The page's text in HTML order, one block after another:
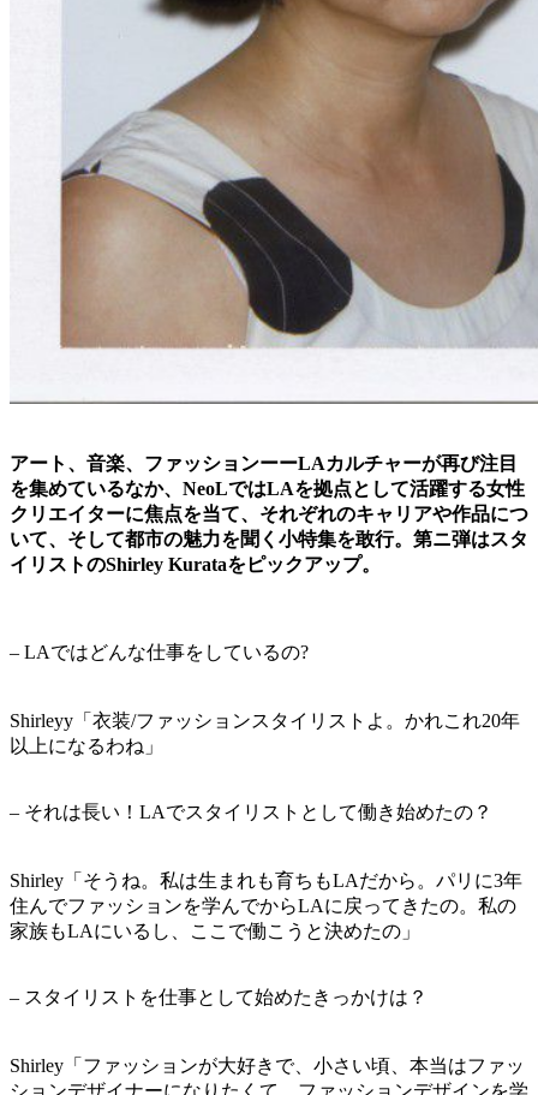
アート、音楽、ファッションーーLAカルチャーが再び注目
を集めているなか、NeoLではLAを拠点として活躍する女性
クリエイターに焦点を当て、それぞれのキャリアや作品につ
いて、そして都市の魅力を聞く小特集を敢行。第ニ弾はスタ
イリストのShirley Kurataをピックアップ。
– LAではどんな仕事をしているの?
Shirleyy「衣装/ファッションスタイリストよ。かれこれ20年
以上になるわね」
– それは長い！LAでスタイリストとして働き始めたの？
Shirley「そうね。私は生まれも育ちもLAだから。パリに3年
住んでファッションを学んでからLAに戻ってきたの。私の
家族もLAにいるし、ここで働こうと決めたの」
– スタイリストを仕事として始めたきっかけは？
Shirley「ファッションが大好きで、小さい頃、本当はファッ